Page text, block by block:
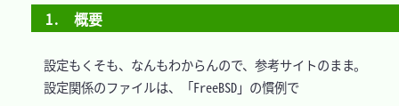
1.　概要
設定もくそも、なんもわからんので、参考サイトのまま。
設定関係のファイルは、「FreeBSD」の慣例で